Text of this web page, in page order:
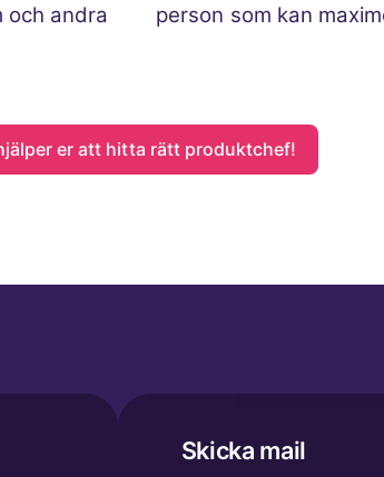
andra
person som kan
er att hitta rätt produktchef!
Skicka mail